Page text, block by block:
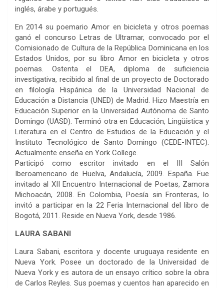
inglés, árabe y portugués.
En 2014 su poemario Amor en bicicleta y otros poemas
ganó el concurso Letras de Ultramar, convocado por el
Comisionado de Cultura de la República Dominicana en los
Estados Unidos, por su libro Amor en bicicleta y otros
poemas. Ostenta el DEA, diploma de suficiencia
investigativa, recibido al final de un proyecto de Doctorado
en filología Hispánica de la Universidad Nacional de
Educación a Distancia (UNED) de Madrid. Hizo Maestría en
Educación Superior en la Universidad Autónoma de Santo
Domingo (UASD). Terminó otra en Educación, Lingüística y
Literatura en el Centro de Estudios de la Educación y el
Instituto Tecnológico de Santo Domingo (CEDE-INTEC).
Actualmente enseña en York College.
Participó como escritor invitado en el III Salón
Iberoamericano de Huelva, Andalucía, 2009. España. Fue
invitado al XII Encuentro Internacional de Poetas, Zamora
Michoacán, 2008. En Colombia, Poesía sin Fronteras, lo
invitó a participar en la 22 Feria Internacional del libro de
Bogotá, 2011. Reside en Nueva York, desde 1986.
LAURA SABANI
Laura Sabani, escritora y docente uruguaya residente en
Nueva York. Posee un doctorado de la Universidad de
Nueva York y es autora de un ensayo crítico sobre la obra
de Carlos Reyles. Sus poemas y cuentos han aparecido en